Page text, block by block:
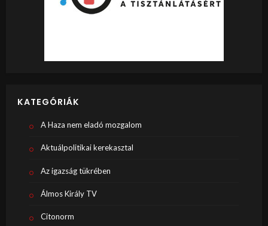
KATEGÓRIÁK
A Haza nem eladó mozgalom
Aktuálpolitikai kerekasztal
Az igazság tükrében
Álmos Király TV
Citonorm